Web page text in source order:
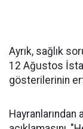
Ayrık, sağlık
12 Ağustos
gösterilerinin
Hayranlarından